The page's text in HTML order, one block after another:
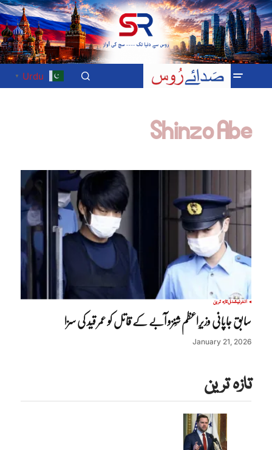
Urdu
▼
Shinzo Abe
انٹرنیشنلتازہ ترین
سابق جاپانی وزیرِاعظم شِنزو آبے کے قاتل کو عمر قید کی سزا
January 21, 2026
تازہ ترین